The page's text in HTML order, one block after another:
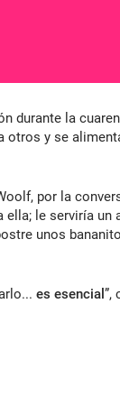
durante la
otros y se
por la
le serviría
unos
es esencial ”,